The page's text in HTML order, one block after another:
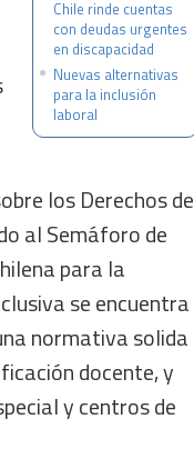
Chile rinde cuentas
con deudas urgentes
en discapacidad
Nuevas alternativas
para la inclusión
laboral
los Derechos de
al Semáforo de
para la
se encuentra
normativa solida
docente, y
y centros de